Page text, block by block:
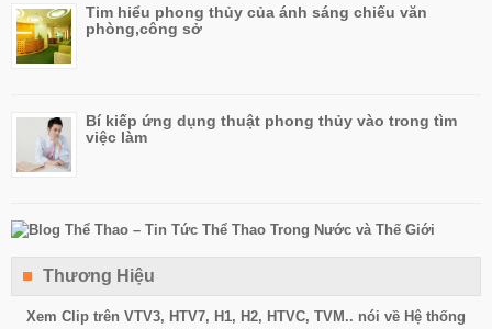
Tim hiểu phong thủy của ánh sáng chiếu văn
phòng,công sở
Bí kiếp ứng dụng thuật phong thủy vào trong tìm
việc làm
Thương Hiệu
Xem Clip trên VTV3, HTV7, H1, H2, HTVC, TVM.. nói về Hệ thống